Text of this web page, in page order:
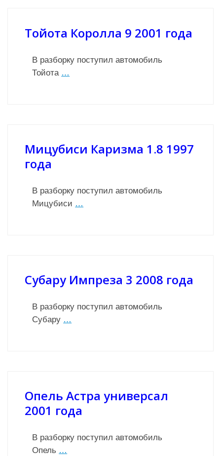
Тойота Королла 9 2001 года
В разборку поступил автомобиль
Тойота …
Мицубиси Каризма 1.8 1997
года
В разборку поступил автомобиль
Мицубиси …
Субару Импреза 3 2008 года
В разборку поступил автомобиль
Субару …
Опель Астра универсал
2001 года
В разборку поступил автомобиль
Опель …